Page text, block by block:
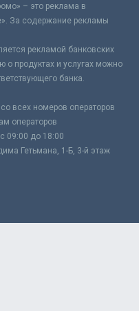
– это реклама в
За содержание рекламы
рекламой банковских
о продуктах и услугах можно
банка.
всех номеров операторов
операторов
09:00 до 18:00
Гетьмана, 1-Б, 3-й этаж